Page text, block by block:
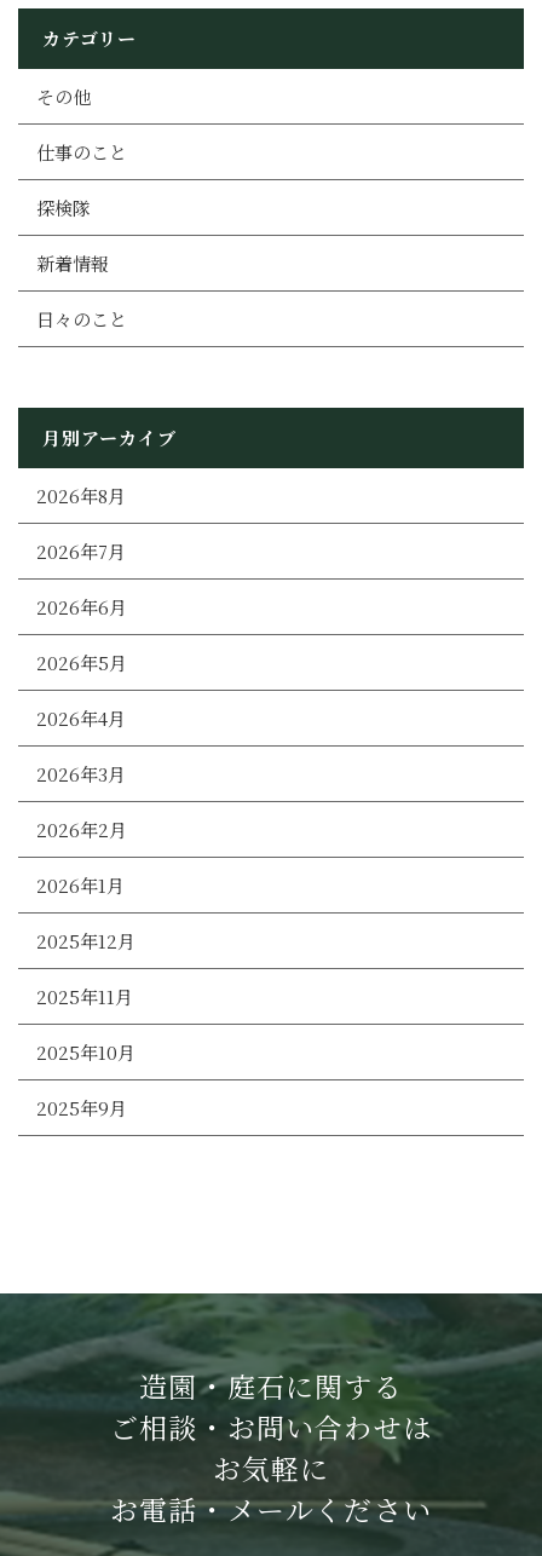
カテゴリー
その他
仕事のこと
探検隊
新着情報
日々のこと
月別アーカイブ
2026年8月
2026年7月
2026年6月
2026年5月
2026年4月
2026年3月
2026年2月
2026年1月
2025年12月
2025年11月
2025年10月
2025年9月
造園・庭石に関する
ご相談・お問い合わせは
お気軽に
お電話・メールください